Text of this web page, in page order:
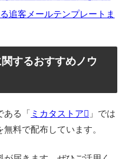
追客メールテンプレートま
するおすすめノウ
る「 ミカタストア
」では
料で配布しています。